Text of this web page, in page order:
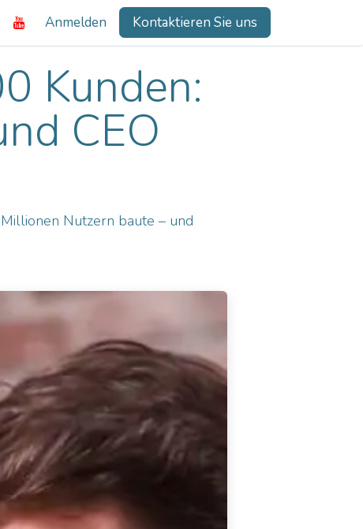
Anmelden Kontaktieren Sie uns
Kunden:
CEO
Nutzern baute – und